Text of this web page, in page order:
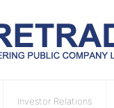
Investor Relations